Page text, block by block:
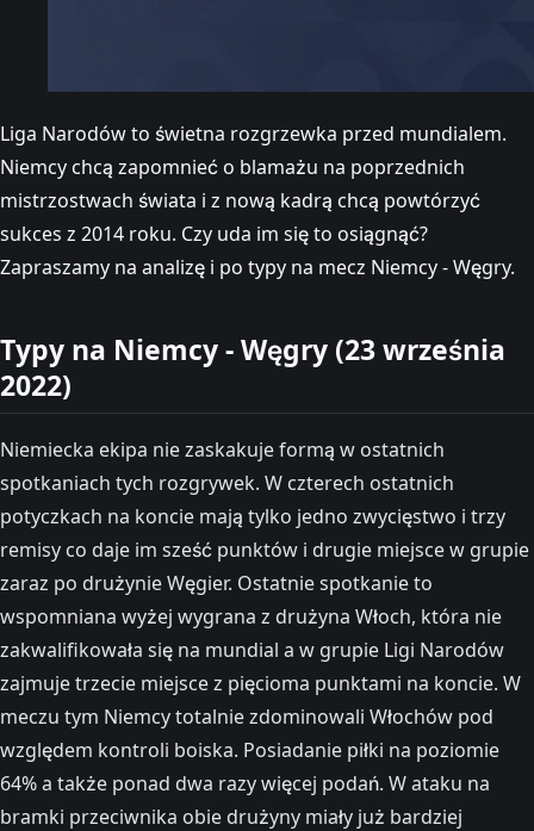
Liga Narodów to świetna rozgrzewka przed mundialem.
Niemcy chcą zapomnieć o blamażu na poprzednich
mistrzostwach świata i z nową kadrą chcą powtórzyć
sukces z 2014 roku. Czy uda im się to osiągnąć?
Zapraszamy na analizę i po typy na mecz Niemcy - Węgry.
Typy na Niemcy - Węgry (23 września
2022)
Niemiecka ekipa nie zaskakuje formą w ostatnich
spotkaniach tych rozgrywek. W czterech ostatnich
potyczkach na koncie mają tylko jedno zwycięstwo i trzy
remisy co daje im sześć punktów i drugie miejsce w grupie
zaraz po drużynie Węgier. Ostatnie spotkanie to
wspomniana wyżej wygrana z drużyna Włoch, która nie
zakwalifikowała się na mundial a w grupie Ligi Narodów
zajmuje trzecie miejsce z pięcioma punktami na koncie. W
meczu tym Niemcy totalnie zdominowali Włochów pod
względem kontroli boiska. Posiadanie piłki na poziomie
64% a także ponad dwa razy więcej podań. W ataku na
bramki przeciwnika obie drużyny miały już bardziej